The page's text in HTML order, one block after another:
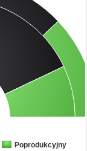
Poprodukcyjny